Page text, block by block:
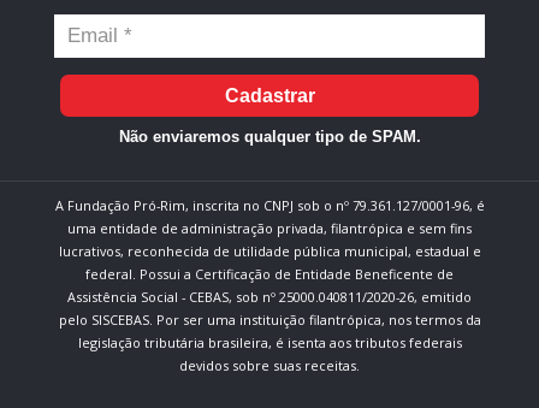
Cadastrar
Não enviaremos qualquer tipo de SPAM.
A Fundação Pró-Rim, inscrita no CNPJ sob o nº 79.361.127/0001-96, é
uma entidade de administração privada, filantrópica e sem fins
lucrativos, reconhecida de utilidade pública municipal, estadual e
federal. Possui a Certificação de Entidade Beneficente de
Assistência Social - CEBAS, sob nº 25000.040811/2020-26, emitido
pelo SISCEBAS. Por ser uma instituição filantrópica, nos termos da
legislação tributária brasileira, é isenta aos tributos federais
devidos sobre suas receitas.